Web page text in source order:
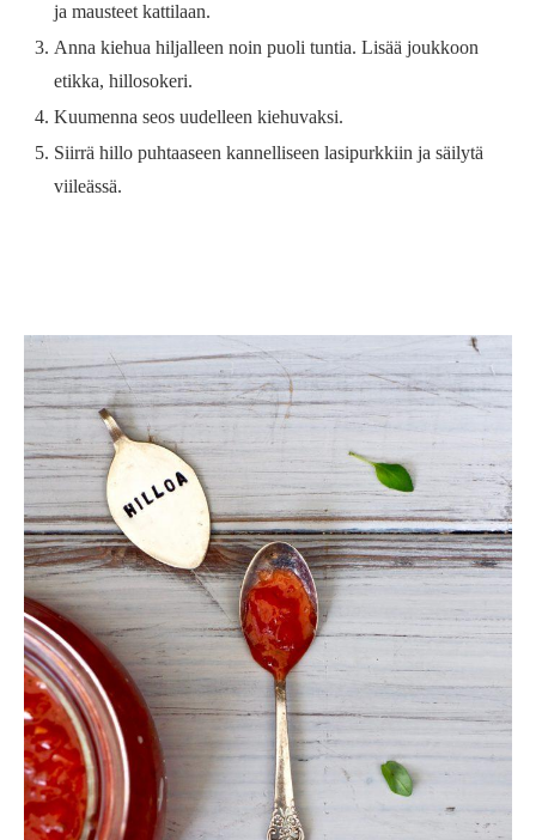
ja mausteet kattilaan.
Anna kiehua hiljalleen noin puoli tuntia. Lisää joukkoon
etikka, hillosokeri.
Kuumenna seos uudelleen kiehuvaksi.
Siirrä hillo puhtaaseen kannelliseen lasipurkkiin ja säilytä
viileässä.